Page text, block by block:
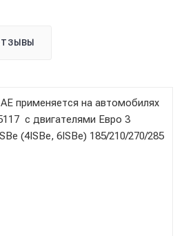
применяется на автомобилях
с двигателями Евро 3
(4ISBe, 6ISBe) 185/210/270/285